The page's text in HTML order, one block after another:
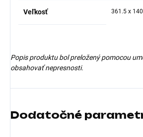
Veľkosť 361.5 x
Popis produktu bol preložený pomocou
obsahovať nepresnosti.
Dodatočné